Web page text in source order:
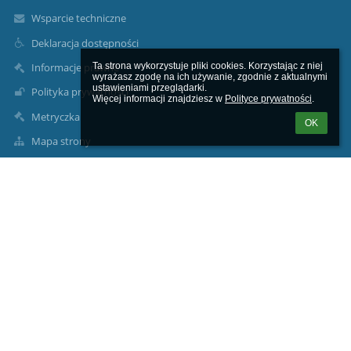
Ta strona wykorzystuje pliki cookies. Korzystając z niej
wyrażasz zgodę na ich używanie, zgodnie z aktualnymi
ustawieniami przeglądarki.
Więcej informacji znajdziesz w Polityce prywatności.
OK
Wsparcie techniczne
Deklaracja dostępności
Informacje prawne
Polityka prywatności
Metryczka
Mapa strony